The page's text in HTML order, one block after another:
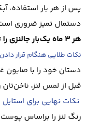
پس از هر بار استفاده،
دستمال تمیز ضروری
هر ۳ ماه یک‌بار جالنزی را تعویض کنید.
نکات طلایی هنگام قرار دادن
دستان خود را با صابون
قبل از لمس لنز،
نکات نهایی برای
رنگ لنز را براساس